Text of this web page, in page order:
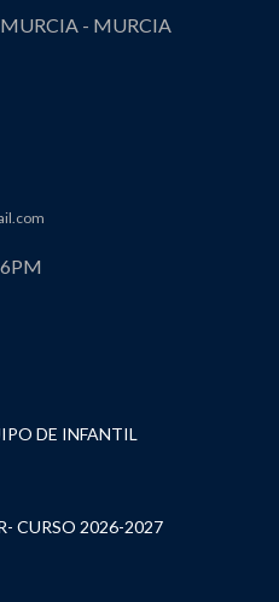
MURCIA - MURCIA
DE INFANTIL
CURSO 2026-2027